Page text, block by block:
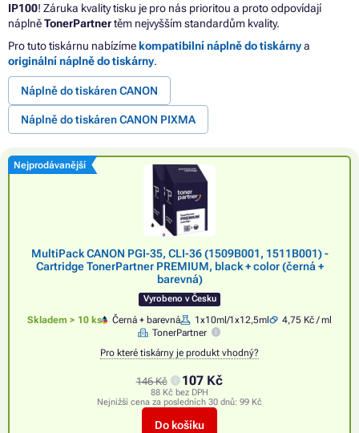
IP100! Záruka kvality tisku je pro nás prioritou a proto odpovídají
náplněTonerPartnertěm nejvyšším standardům kvality.
Pro tuto tiskárnu nabízíme kompatibilní náplně do tiskárnya
originální náplně do tiskárny.
Náplně do tiskáren CANON
Náplně do tiskáren CANON PIXMA
Nejprodávanější
MultiPack CANON PGI-35, CLI-36 (1509B001, 1511B001) -
Cartridge TonerPartner PREMIUM, black + color (černá +
barevná)
Vyrobeno v Česku
Skladem > 10 ks Černá + barevná 1x10ml/1x12,5ml
4,75 Kč / ml
TonerPartner
Pro které tiskárny je produkt vhodný?
146 Kč 107 Kč
88 Kč bez DPH
Nejnižší cena za posledních 30 dnů: 99 Kč
Do košíku